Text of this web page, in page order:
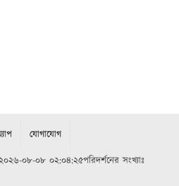
যোগাযোগ
০৮-০৮ ০২:০৪:২৫পরিদর্শনের সংখ্যাঃ